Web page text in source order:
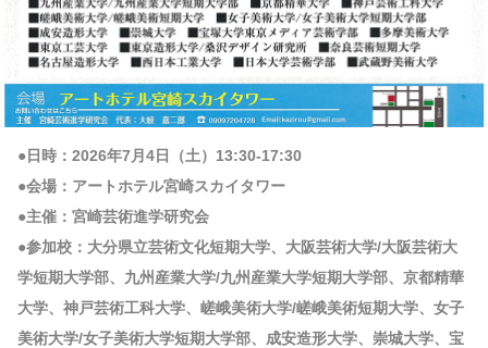
●日時：2026年7月4日（土）13:30-17:30
●会場：アートホテル宮崎スカイタワー
●主催：宮崎芸術進学研究会
●参加校：大分県立芸術文化短期大学、大阪芸術大学/大阪芸術大
学短期大学部、九州産業大学/九州産業大学短期大学部、京都精華
大学、神戸芸術工科大学、嵯峨美術大学/嵯峨美術短期大学、女子
美術大学/女子美術大学短期大学部、成安造形大学、崇城大学、宝